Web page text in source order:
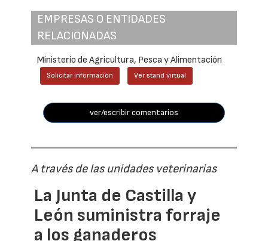
EMPRESAS O ENTIDADES
RELACIONADAS
Ministerio de Agricultura, Pesca y Alimentación
Solicitar información Ver stand virtual
ver/escribir comentarios
A través de las unidades veterinarias
La Junta de Castilla y
León suministra forraje
a los ganaderos